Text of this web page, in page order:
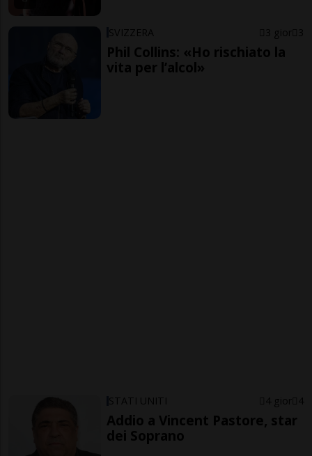
SVIZZERA 3 gior 3
Phil Collins: «Ho rischiato la
vita per l’alcol»
STATI UNITI 4 gior 4
Addio a Vincent Pastore, star
dei Soprano